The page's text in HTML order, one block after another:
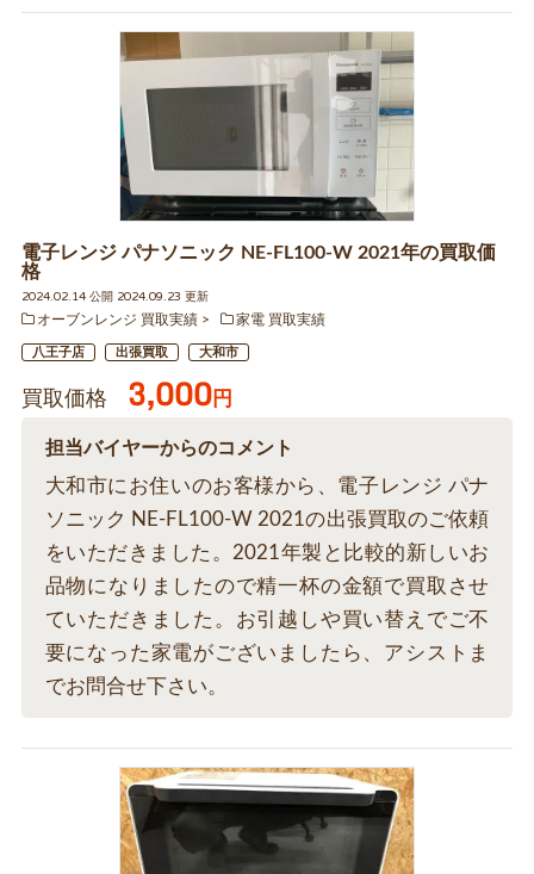
電子レンジ パナソニック NE-FL100-W 2021年の買取価
格
2024.02.14 公開 2024.09.23 更新
オーブンレンジ 買取実績
家電 買取実績
八王子店 出張買取 大和市
買取価格 3,000円
担当バイヤーからのコメント
大和市にお住いのお客様から、電子レンジ パナ
ソニック NE-FL100-W 2021の出張買取のご依頼
をいただきました。2021年製と比較的新しいお
品物になりましたので精一杯の金額で買取させ
ていただきました。お引越しや買い替えでご不
要になった家電がございましたら、アシストま
でお問合せ下さい。